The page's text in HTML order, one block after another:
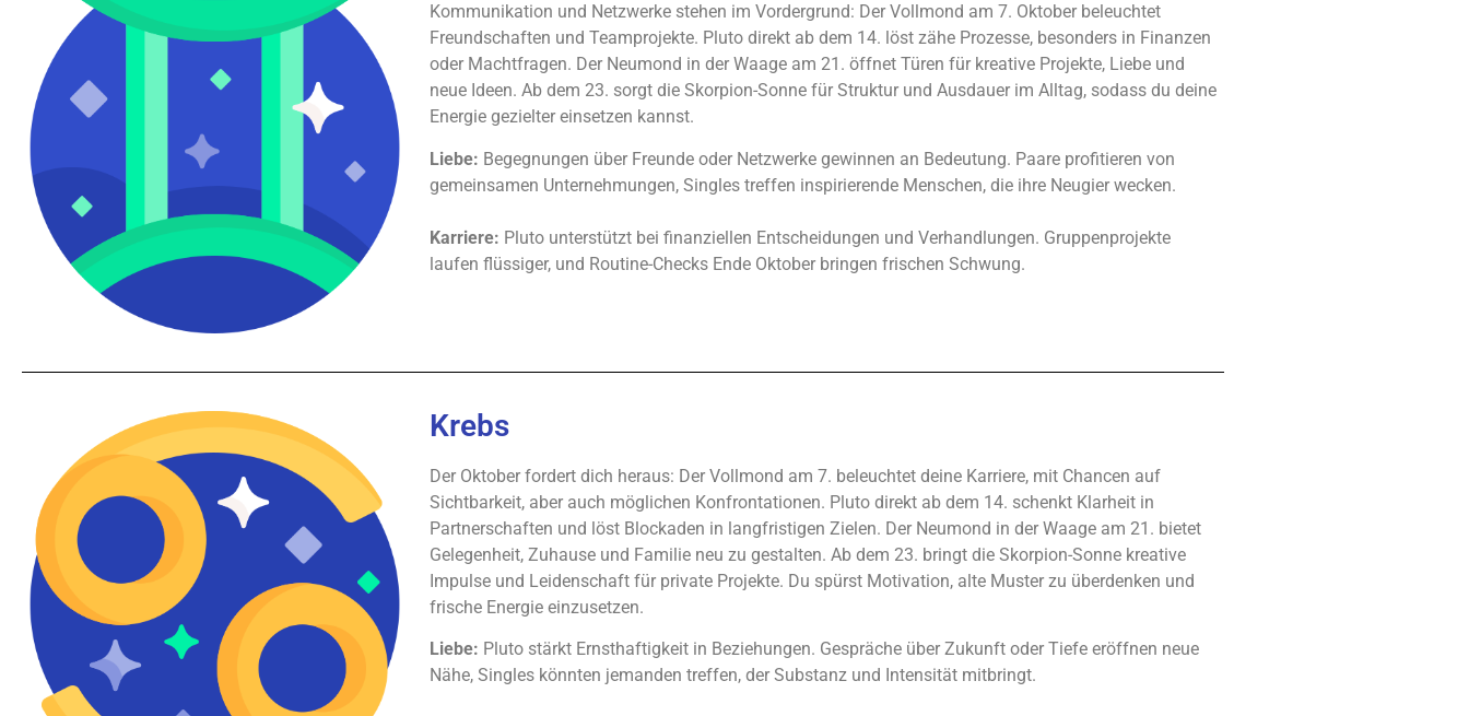
Kommunikation und Netzwerke stehen im Vordergrund: Der Vollmond am 7. Oktober beleuchtet
Freundschaften und Teamprojekte. Pluto direkt ab dem 14. löst zähe Prozesse, besonders in Finanzen
oder Machtfragen. Der Neumond in der Waage am 21. öffnet Türen für kreative Projekte, Liebe und
neue Ideen. Ab dem 23. sorgt die Skorpion-Sonne für Struktur und Ausdauer im Alltag, sodass du deine
Energie gezielter einsetzen kannst.
Liebe: Begegnungen über Freunde oder Netzwerke gewinnen an Bedeutung. Paare profitieren von
gemeinsamen Unternehmungen, Singles treffen inspirierende Menschen, die ihre Neugier wecken.
Karriere: Pluto unterstützt bei finanziellen Entscheidungen und Verhandlungen. Gruppenprojekte
laufen flüssiger, und Routine-Checks Ende Oktober bringen frischen Schwung.
Krebs
Der Oktober fordert dich heraus: Der Vollmond am 7. beleuchtet deine Karriere, mit Chancen auf
Sichtbarkeit, aber auch möglichen Konfrontationen. Pluto direkt ab dem 14. schenkt Klarheit in
Partnerschaften und löst Blockaden in langfristigen Zielen. Der Neumond in der Waage am 21. bietet
Gelegenheit, Zuhause und Familie neu zu gestalten. Ab dem 23. bringt die Skorpion-Sonne kreative
Impulse und Leidenschaft für private Projekte. Du spürst Motivation, alte Muster zu überdenken und
frische Energie einzusetzen.
Liebe: Pluto stärkt Ernsthaftigkeit in Beziehungen. Gespräche über Zukunft oder Tiefe eröffnen neue
Nähe, Singles könnten jemanden treffen, der Substanz und Intensität mitbringt.